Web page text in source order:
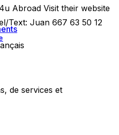
Abroad Visit their website
Text: Juan 667 63 50 12
de services et